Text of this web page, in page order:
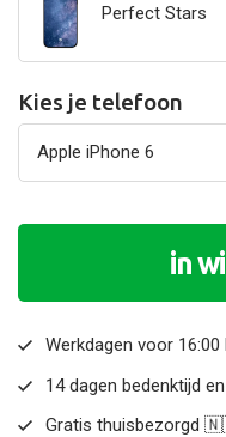
Perfect Stars
Kies je telefoon
in
Werkdagen voor
14 dagen bedenktijd
Gratis